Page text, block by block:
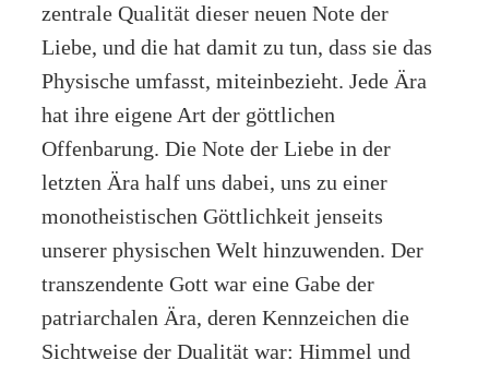
zentrale Qualität dieser neuen Note der
Liebe, und die hat damit zu tun, dass sie das
Physische umfasst, miteinbezieht. Jede Ära
hat ihre eigene Art der göttlichen
Offenbarung. Die Note der Liebe in der
letzten Ära half uns dabei, uns zu einer
monotheistischen Göttlichkeit jenseits
unserer physischen Welt hinzuwenden. Der
transzendente Gott war eine Gabe der
patriarchalen Ära, deren Kennzeichen die
Sichtweise der Dualität war: Himmel und